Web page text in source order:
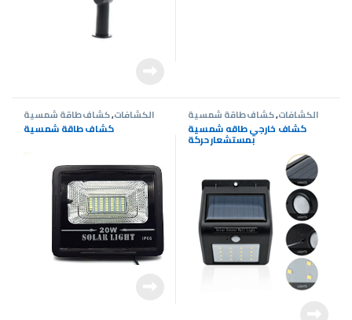
الكشافات,كشاف طاقة شمسية
كشاف طاقة شمسية
الكشافات,كشاف طاقة شمسية
كشاف خارجي طاقه شمسية
بمستشعار حركة